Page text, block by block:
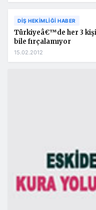
DIŞ HEKIMLIĞI HABER
Türkiyeâ€™de her 3
bile fırçalamıyor
15.02.2012